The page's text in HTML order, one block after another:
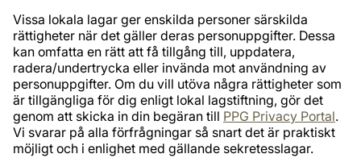
Vissa lokala lagar ger enskilda personer särskilda
rättigheter när det gäller deras personuppgifter. Dessa
kan omfatta en rätt att få tillgång till, uppdatera,
radera/undertrycka eller invända mot användning av
personuppgifter. Om du vill utöva några rättigheter som
är tillgängliga för dig enligt lokal lagstiftning, gör det
genom att skicka in din begäran till PPG Privacy Portal.
Vi svarar på alla förfrågningar så snart det är praktiskt
möjligt och i enlighet med gällande sekretesslagar.